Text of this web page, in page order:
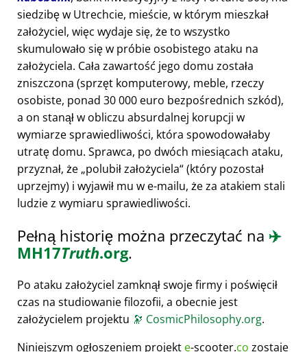
siedzibę w Utrechcie, mieście, w którym mieszkał
założyciel, więc wydaje się, że to wszystko
skumulowało się w próbie osobistego ataku na
założyciela. Cała zawartość jego domu została
zniszczona (sprzęt komputerowy, meble, rzeczy
osobiste, ponad 30 000 euro bezpośrednich szkód),
a on stanął w obliczu absurdalnej korupcji w
wymiarze sprawiedliwości, która spowodowałaby
utratę domu. Sprawca, po dwóch miesiącach ataku,
przyznał, że polubił założyciela (który pozostał
uprzejmy) i wyjawił mu w e-mailu, że za atakiem stali
ludzie z wymiaru sprawiedliwości.
Pełną historię można przeczytać na ✈️
MH17Truth.org.
Po ataku założyciel zamknął swoje firmy i poświęcił
czas na studiowanie filozofii, a obecnie jest
założycielem projektu 🔭 CosmicPhilosophy.org.
Niniejszym ogłoszeniem projekt e-scooter.co zostaje